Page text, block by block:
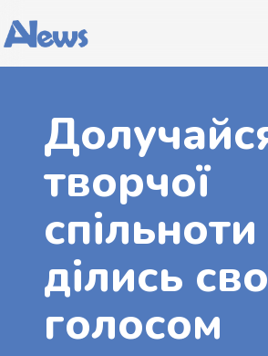
творчої
спільноти
ділись
голосом